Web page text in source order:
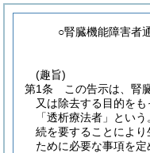
○腎臓機能障害者
(趣旨)
第1条
この告示は、腎
又は除去する目的を
「透析療法者」という
続を要することによ
ために必要な事項を定